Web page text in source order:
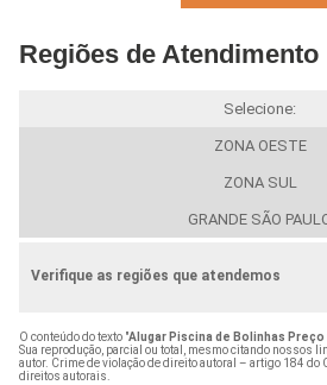
Regiões de Atendimento
Selecione:
ZONA OESTE
ZONA SUL
GRANDE SÃO
Verifique as regiões que atendemos
O conteúdo do texto "Alugar Piscina de Bolinhas Preço
Sua reprodução, parcial ou total, mesmo citando nossos
autor. Crime de violação de direito autoral – artigo 184 do
direitos autorais.